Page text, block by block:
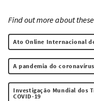
Find out more about
Ato Online Internacional
A pandemia do coronavírus
Investigação Mundial dos
COVID-19